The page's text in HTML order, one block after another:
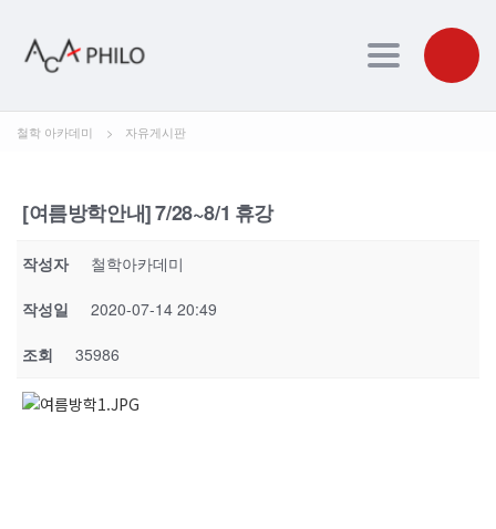
Toggle
철학 아카데미 > 자유게시판
[여름방학안내] 7/28~8/1 휴강
작성자 철학아카데미
작성일 2020-07-14 20:49
조회 35986